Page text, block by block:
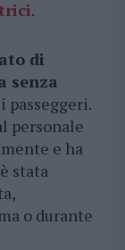
.
di
senza
passeggeri.
personale
e ha
stata
o durante